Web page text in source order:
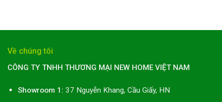
Về chúng tôi
CÔNG TY TNHH THƯƠNG MẠI NEW HOME VIỆT NAM
Showroom 1: 37 Nguyễn Khang, Cầu Giấy, HN